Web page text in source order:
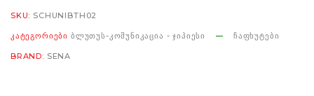
Standard
for
Schuberth
SKU: SCHUNIBTH02
ᲙᲐᲢᲔᲒᲝᲠᲘᲔᲑᲘ ᲑᲚᲣᲗᲣᲡ-ᲙᲝᲛᲣᲜᲘᲙᲐᲪᲘᲐ - ᲯᲘᲞᲘᲔᲡᲘ ᲩᲐᲤᲮᲣᲢᲔᲑᲘ
BRAND: SENA